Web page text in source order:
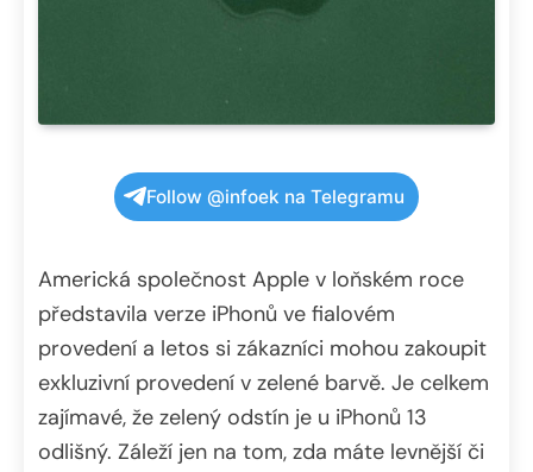
Follow @infoek na Telegramu
Americká společnost Apple v loňském roce
představila verze iPhonů ve fialovém
provedení a letos si zákazníci mohou zakoupit
exkluzivní provedení v zelené barvě. Je celkem
zajímavé, že zelený odstín je u iPhonů 13
odlišný. Záleží jen na tom, zda máte levnější či